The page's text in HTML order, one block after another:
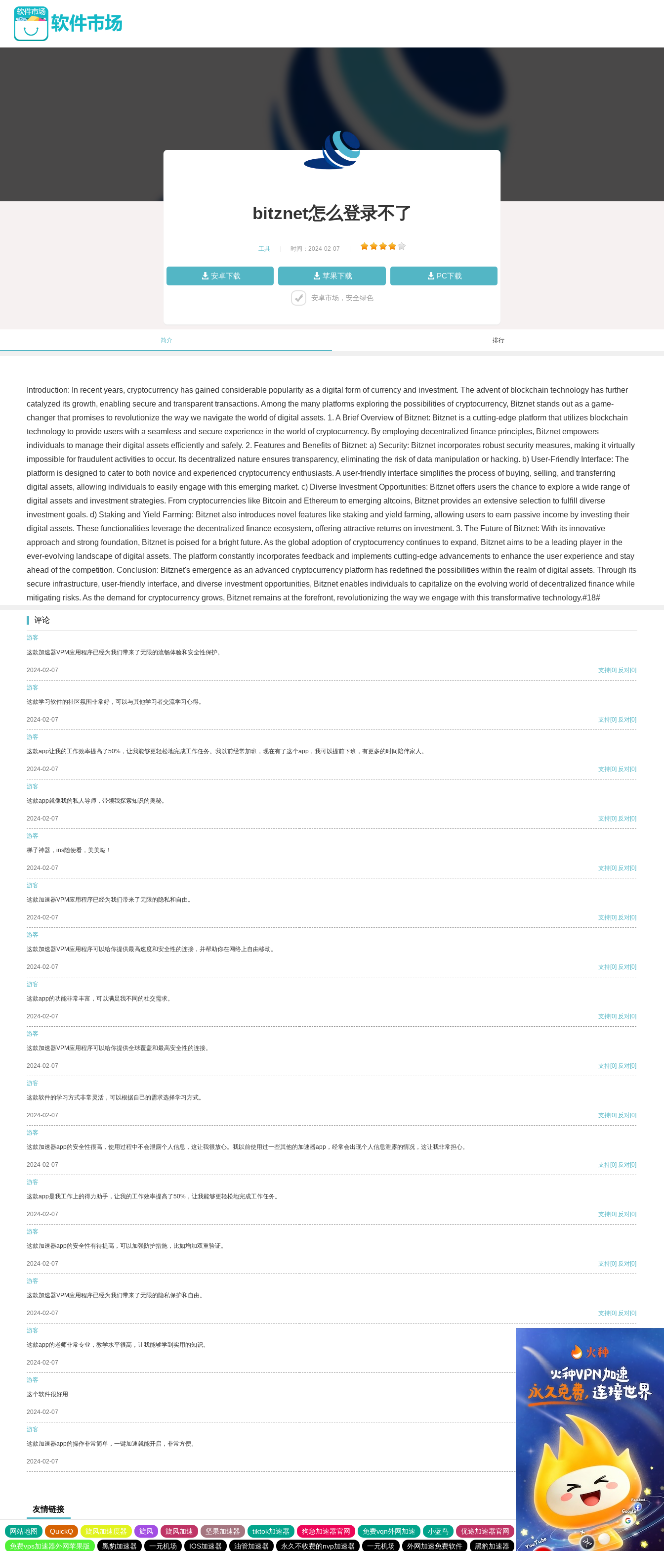
bitznet怎么登录不了
工具 时间：2024-02-07
安卓下载 苹果下载 PC下载
安卓市场，安全绿色
简介 排行
Introduction: In recent years, cryptocurrency has gained considerable popularity as a digital form of currency and investment. The advent of blockchain technology has further
catalyzed its growth, enabling secure and transparent transactions. Among the many platforms exploring the possibilities of cryptocurrency, Bitznet stands out as a game-
changer that promises to revolutionize the way we navigate the world of digital assets. 1. A Brief Overview of Bitznet: Bitznet is a cutting-edge platform that utilizes blockchain
technology to provide users with a seamless and secure experience in the world of cryptocurrency. By employing decentralized finance principles, Bitznet empowers
individuals to manage their digital assets efficiently and safely. 2. Features and Benefits of Bitznet: a) Security: Bitznet incorporates robust security measures, making it virtually
impossible for fraudulent activities to occur. Its decentralized nature ensures transparency, eliminating the risk of data manipulation or hacking. b) User-Friendly Interface: The
platform is designed to cater to both novice and experienced cryptocurrency enthusiasts. A user-friendly interface simplifies the process of buying, selling, and transferring
digital assets, allowing individuals to easily engage with this emerging market. c) Diverse Investment Opportunities: Bitznet offers users the chance to explore a wide range of
digital assets and investment strategies. From cryptocurrencies like Bitcoin and Ethereum to emerging altcoins, Bitznet provides an extensive selection to fulfill diverse
investment goals. d) Staking and Yield Farming: Bitznet also introduces novel features like staking and yield farming, allowing users to earn passive income by investing their
digital assets. These functionalities leverage the decentralized finance ecosystem, offering attractive returns on investment. 3. The Future of Bitznet: With its innovative
approach and strong foundation, Bitznet is poised for a bright future. As the global adoption of cryptocurrency continues to expand, Bitznet aims to be a leading player in the
ever-evolving landscape of digital assets. The platform constantly incorporates feedback and implements cutting-edge advancements to enhance the user experience and stay
ahead of the competition. Conclusion: Bitznet's emergence as an advanced cryptocurrency platform has redefined the possibilities within the realm of digital assets. Through its
secure infrastructure, user-friendly interface, and diverse investment opportunities, Bitznet enables individuals to capitalize on the evolving world of decentralized finance while
mitigating risks. As the demand for cryptocurrency grows, Bitznet remains at the forefront, revolutionizing the way we engage with this transformative technology.#18#
评论
游客
这款加速器VPM应用程序已经为我们带来了无限的流畅体验和安全性保护。
2024-02-07 支持[0] 反对[0]
游客
这款学习软件的社区氛围非常好，可以与其他学习者交流学习心得。
2024-02-07 支持[0] 反对[0]
游客
这款app让我的工作效率提高了50%，让我能够更轻松地完成工作任务。我以前经常加班，现在有了这个app，我可以提前下班，有更多的时间陪伴家人。
2024-02-07 支持[0] 反对[0]
游客
这款app就像我的私人导师，带领我探索知识的奥秘。
2024-02-07 支持[0] 反对[0]
游客
梯子神器，ins随便看，美美哒！
2024-02-07 支持[0] 反对[0]
游客
这款加速器VPM应用程序已经为我们带来了无限的隐私和自由。
2024-02-07 支持[0] 反对[0]
游客
这款加速器VPM应用程序可以给你提供最高速度和安全性的连接，并帮助你在网络上自由移动。
2024-02-07 支持[0] 反对[0]
游客
这款app的功能非常丰富，可以满足我不同的社交需求。
2024-02-07 支持[0] 反对[0]
游客
这款加速器VPM应用程序可以给你提供全球覆盖和最高安全性的连接。
2024-02-07 支持[0] 反对[0]
游客
这款软件的学习方式非常灵活，可以根据自己的需求选择学习方式。
2024-02-07 支持[0] 反对[0]
游客
这款加速器app的安全性很高，使用过程中不会泄露个人信息，这让我很放心。我以前使用过一些其他的加速器app，经常会出现个人信息泄露的情况，这让我非常担心。
2024-02-07 支持[0] 反对[0]
游客
这款app是我工作上的得力助手，让我的工作效率提高了50%，让我能够更轻松地完成工作任务。
2024-02-07 支持[0] 反对[0]
游客
这款加速器app的安全性有待提高，可以加强防护措施，比如增加双重验证。
2024-02-07 支持[0] 反对[0]
游客
这款加速器VPM应用程序已经为我们带来了无限的隐私保护和自由。
2024-02-07 支持[0] 反对[0]
游客
这款app的老师非常专业，教学水平很高，让我能够学到实用的知识。
2024-02-07
游客
这个软件很好用
2024-02-07 反对
游客
这款加速器app的操作非常简单，一键加速就能开启，非常方便。
2024-02-07 反对[0]
友情链接
网站地图 QuickQ 旋风加速度器 旋风 旋风加速 坚果加速器 tiktok加速器 狗急加速器官网 免费vqn外网加速 小蓝鸟 优途加速器官网 风驰加速器 旋风加速器
八戒看书
免费vps加速器外网苹果版
黑豹加速器 一元机场 IOS加速器 油管加速器 永久不收费的nvp加速器 一元机场 外网加速免费软件 黑豹加速器 飞跃加速器 蜜蜂加速器